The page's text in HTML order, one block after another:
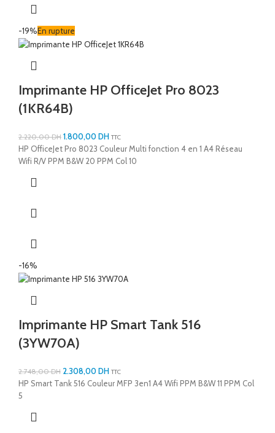
-19%En rupture
Imprimante HP OfficeJet Pro 8023
(1KR64B)
2.220,00DH 1.800,00DH TTC
HP OfficeJet Pro 8023 Couleur Multi fonction 4 en 1 A4 Réseau
Wifi R/V PPM B&W 20 PPM Col 10
-16%
Imprimante HP Smart Tank 516
(3YW70A)
2.748,00DH 2.308,00DH TTC
HP Smart Tank 516 Couleur MFP 3en1 A4 Wifi PPM B&W 11 PPM Col
5